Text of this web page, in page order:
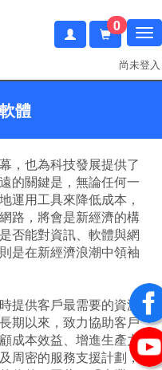
尚未登入
0
體
，也為科技發展提供了
的關鍵是，無論任何一
運用工具來降低成本，
路，將會是新經濟的構
否能對資訊、軟體與網
是在新經濟浪潮中領袖
提供客戶最需要的資源
期以來，致力協助客戶
成本效益、增進生產力
周密的服務支援計劃，